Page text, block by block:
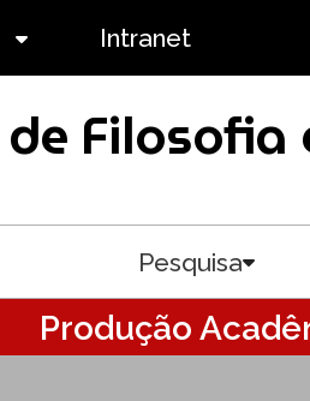
Intranet
Filosofia
Pesquisa
Produção